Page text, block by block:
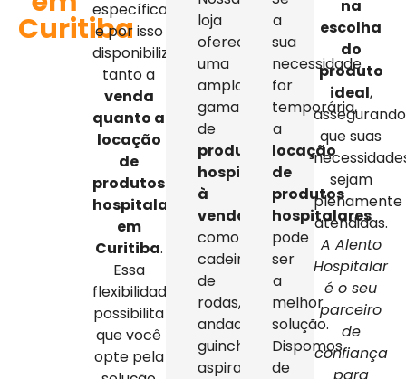
Curitiba
específicas,
e por isso
disponibilizamos
tanto a
venda
quanto a
locação
de
produtos
hospitalares
em
Curitiba.
Essa
flexibilidade
possibilita
que você
opte pela
loja
oferece
uma
ampla
gama
de
produtos
hospitalares
à
venda
como
cadeiras
de
rodas,
andadores,
guinchos,
aspiradores
a
sua
necessidade
for
temporária,
a
locação
de
produtos
hospitalares
pode
ser
a
melhor
solução.
Dispomos
de
na
escolha
do
produto
ideal,
assegurando
que suas
sejam
plenamente
atendidas.
A Alento
Hospitalar
é o seu
parceiro
de
confiança
para